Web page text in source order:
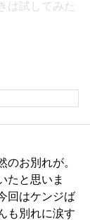
は試してみた
のお別れが。
たと思いま
回はケンジば
も別れに涙す